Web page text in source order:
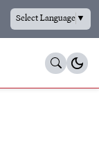
Select Language▼